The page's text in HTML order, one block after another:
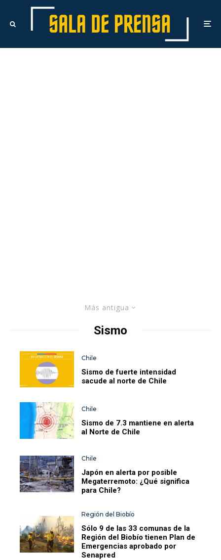
Más antigua
Sismo
Chile
Sismo de fuerte intensidad
sacude al norte de Chile
Chile
Sismo de 7.3 mantiene en alerta
al Norte de Chile
Chile
Japón en alerta por posible
Megaterremoto: ¿Qué significa
para Chile?
Región del Biobío
Sólo 9 de las 33 comunas de la
Región del Biobío tienen Plan de
Emergencias aprobado por
Senapred